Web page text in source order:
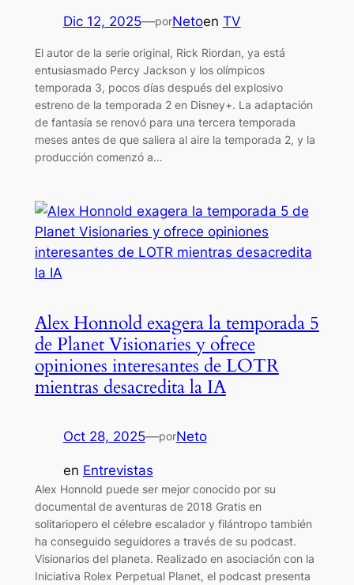
Dic 12, 2025—porNetoen TV
El autor de la serie original, Rick Riordan, ya está
entusiasmado Percy Jackson y los olímpicos
temporada 3, pocos días después del explosivo
estreno de la temporada 2 en Disney+. La adaptación
de fantasía se renovó para una tercera temporada
meses antes de que saliera al aire la temporada 2, y la
producción comenzó a…
Alex Honnold exagera la temporada 5
de Planet Visionaries y ofrece
opiniones interesantes de LOTR
mientras desacredita la IA
Oct 28, 2025—porNeto
en Entrevistas
Alex Honnold puede ser mejor conocido por su
documental de aventuras de 2018 Gratis en
solitariopero el célebre escalador y filántropo también
ha conseguido seguidores a través de su podcast.
Visionarios del planeta. Realizado en asociación con la
Iniciativa Rolex Perpetual Planet, el podcast presenta